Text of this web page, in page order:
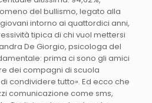
del bullismo, legato alla
intorno ai quattordici anni,
tipica di chi vuol mettersi
De Giorgio, psicologa del
prima ci sono gli amici
dei compagni di scuola
condividere tutto». Ed ecco che
comunicazione come sms,